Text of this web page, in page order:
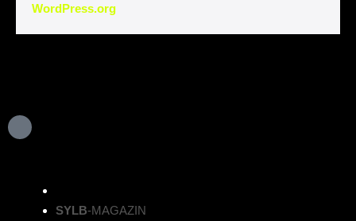
WordPress.org
SYLB-MAGAZIN